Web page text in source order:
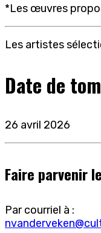
*Les œuvres
Les artistes
Date de
26 avril 2026
Faire parvenir
Par courriel à :